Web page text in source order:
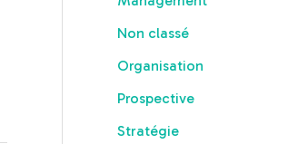
Non classé
Organisation
Prospective
Stratégie